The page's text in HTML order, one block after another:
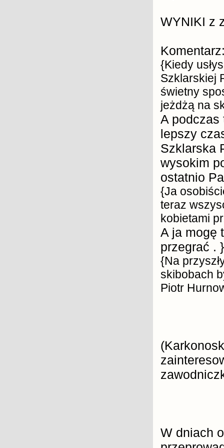
WYNIKI z
{Kiedy
Szklarskiej
świetny
jeżdżą na
A podczas
lepszy
Szklarska
wysokim
ostatnio
{Ja
teraz
kobietami
A ja mogę
przegrać . }
{Na
skibobach
Piotr
W dniach